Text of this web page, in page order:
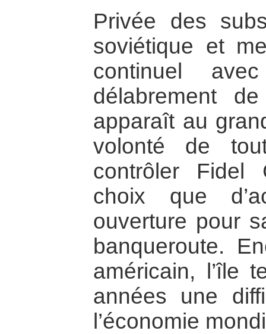
Privée des
soviétique et
continuel
délabrement
apparaît au
volonté de
contrôler Fidel
choix que
ouverture pour
banqueroute.
américain, l’île
années une
l’économie